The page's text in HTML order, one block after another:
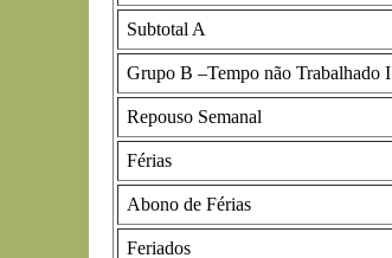
Subtotal A
Grupo B –Tempo não Trabalhado I
Repouso Semanal
Férias
Abono de Férias
Feriados